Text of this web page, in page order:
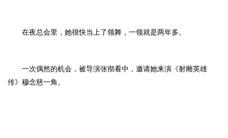
在夜总会里，她很快当上了领舞，一领就是两年多。
一次偶然的机会，被导演张彻看中，邀请她来演《射雕英雄
传》穆念慈一角。